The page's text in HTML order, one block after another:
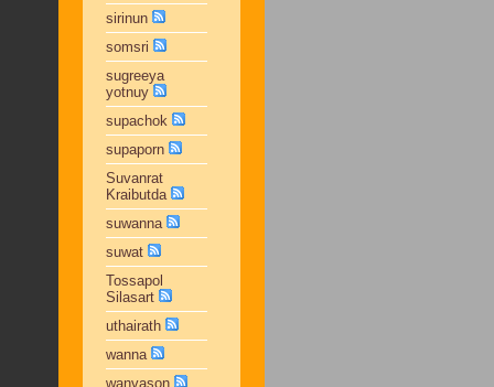
sirinun
somsri
sugreeya
yotnuy
supachok
supaporn
Suvanrat
Kraibutda
suwanna
suwat
Tossapol
Silasart
uthairath
wanna
wanvason